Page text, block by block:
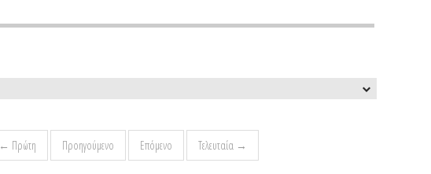
← Πρώτη Προηγούμενο Επόμενο Τελευταία →